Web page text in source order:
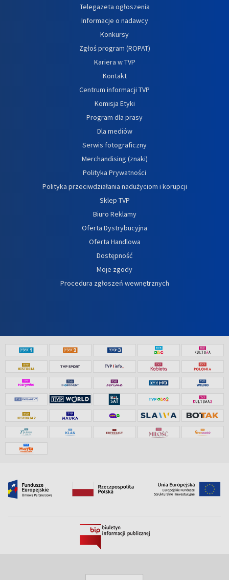
Telegazeta ogłoszenia
Informacje o nadawcy
Konkursy
Zgłoś program (ROPAT)
Kariera w TVP
Kontakt
Centrum informacji TVP
Komisja Etyki
Program dla prasy
Dla mediów
Serwis fotograficzny
Merchandising (znaki)
Polityka Prywatności
Polityka przeciwdziałania nadużyciom i korupcji
Sklep TVP
Biuro Reklamy
Oferta Dystrybucyjna
Oferta Handlowa
Dostępność
Moje zgody
Procedura zgłoszeń wewnętrznych